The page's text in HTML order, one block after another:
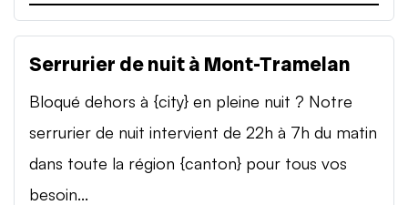
Serrurier de nuit à Mont-Tramelan
Bloqué dehors à {city} en pleine nuit ? Notre
serrurier de nuit intervient de 22h à 7h du matin
dans toute la région {canton} pour tous vos
besoin...